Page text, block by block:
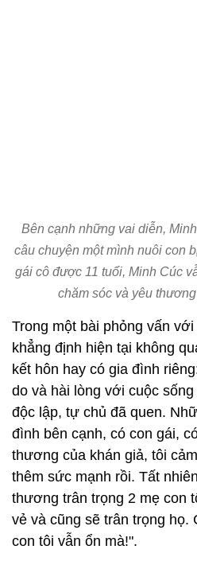
Bên cạnh những vai diễn,
câu chuyện một mình nuôi con
gái cô được 11 tuổi, Minh Cúc
chăm sóc và yêu
Trong một bài phỏng vấn
khẳng định hiện tại không
kết hôn hay có gia đình
do và hài lòng với cuộc
độc lập, tự chủ đã quen.
đình bên cạnh, có con gái,
thương của khán giả, tôi
thêm sức mạnh rồi. Tất
thương trân trọng 2 mẹ con
vẻ và cũng sẽ trân trọng họ.
con tôi vẫn ổn mà!".